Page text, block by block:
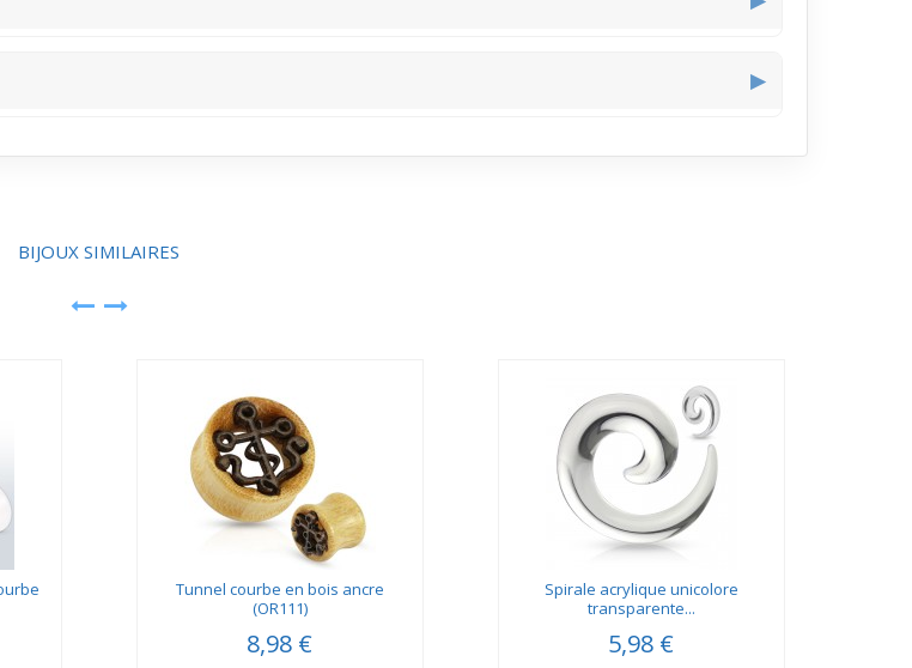
▶
BIJOUX SIMILAIRES
Tunnel courbe en bois ancre
(OR111)
8,98 €
Spirale acrylique unicolore
transparente...
5,98 €